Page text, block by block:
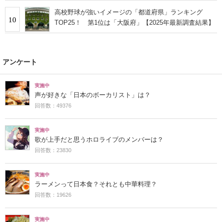
10
高校野球が強いイメージの「都道府県」ランキング
TOP25！ 第1位は「大阪府」【2025年最新調査結果】
アンケート
実施中
声が好きな「日本のボーカリスト」は？
回答数：49376
実施中
歌が上手だと思うホロライブのメンバーは？
回答数：23830
実施中
ラーメンって日本食？それとも中華料理？
回答数：19626
実施中